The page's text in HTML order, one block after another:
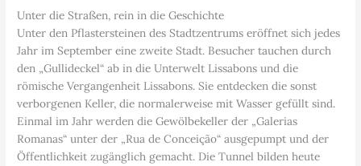
Unter die Straßen, rein in die Geschichte
Unter den Pflastersteinen des Stadtzentrums eröffnet sich jedes
Jahr im September eine zweite Stadt. Besucher tauchen durch
den „Gullideckel“ ab in die Unterwelt Lissabons und die
römische Vergangenheit Lissabons. Sie entdecken die sonst
verborgenen Keller, die normalerweise mit Wasser gefüllt sind.
Einmal im Jahr werden die Gewölbekeller der „Galerias
Romanas“ unter der „Rua de Conceição“ ausgepumpt und der
Öffentlichkeit zugänglich gemacht. Die Tunnel bilden heute